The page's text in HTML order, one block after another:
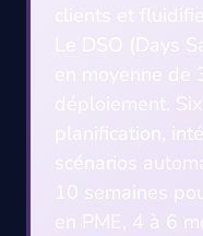
clients et
Le DSO (Days
en moyenne
déploiement.
planification,
scénarios
10 semaines
en PME, 4 à 6